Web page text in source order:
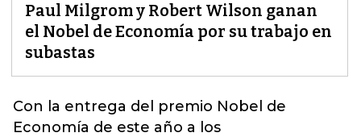
Paul Milgrom y Robert Wilson ganan
el Nobel de Economía por su trabajo en
subastas
Con la entrega del premio Nobel de
Economía de este año a los